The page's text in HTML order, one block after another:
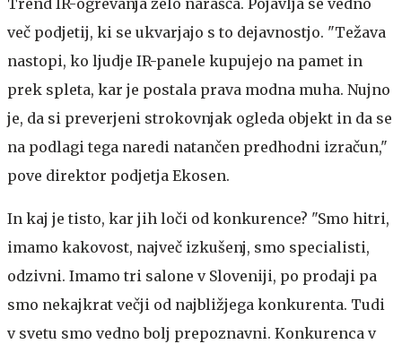
Trend IR-ogrevanja zelo narašča. Pojavlja se vedno
več podjetij, ki se ukvarjajo s to dejavnostjo. "Težava
nastopi, ko ljudje IR-panele kupujejo na pamet in
prek spleta, kar je postala prava modna muha. Nujno
je, da si preverjeni strokovnjak ogleda objekt in da se
na podlagi tega naredi natančen predhodni izračun,"
pove direktor podjetja Ekosen.
In kaj je tisto, kar jih loči od konkurence? "Smo hitri,
imamo kakovost, največ izkušenj, smo specialisti,
odzivni. Imamo tri salone v Sloveniji, po prodaji pa
smo nekajkrat večji od najbližjega konkurenta. Tudi
v svetu smo vedno bolj prepoznavni. Konkurenca v